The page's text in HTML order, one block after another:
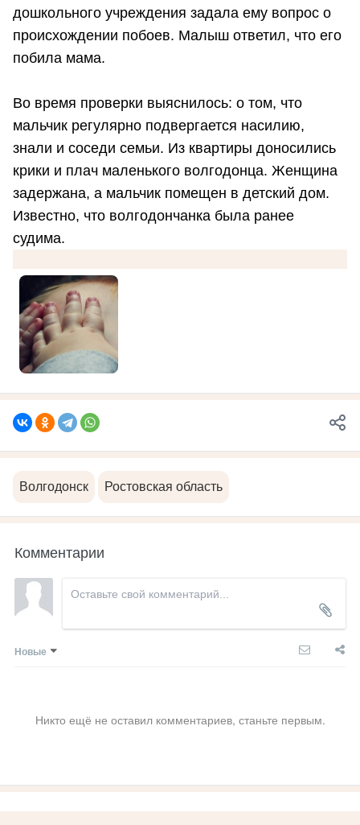
дошкольного учреждения задала ему вопрос о
происхождении побоев. Малыш ответил, что его
побила мама.
Во время проверки выяснилось: о том, что
мальчик регулярно подвергается насилию,
знали и соседи семьи. Из квартиры доносились
крики и плач маленького волгодонца. Женщина
задержана, а мальчик помещен в детский дом.
Известно, что волгодончанка была ранее
судима.
Волгодонск Ростовская область
Комментарии
Новые
Никто ещё не оставил комментариев, станьте первым.